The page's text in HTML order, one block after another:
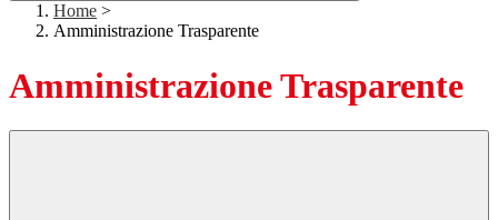
Home >
Amministrazione Trasparente
Amministrazione Trasparente